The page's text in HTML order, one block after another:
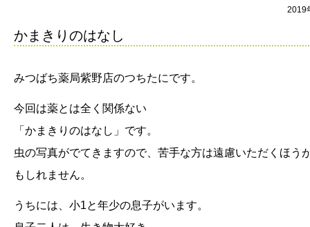
2019
かまきりのはなし
みつばち薬局紫野店のつちたにです。
今回は薬とは全く関係ない
「かまきりのはなし」です。
虫の写真がでてきますので、苦手な方は遠慮いただくほう
もしれません。
うちには、小1と年少の息子がいます。